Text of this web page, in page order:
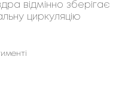
відмінно зберігає
циркуляцію